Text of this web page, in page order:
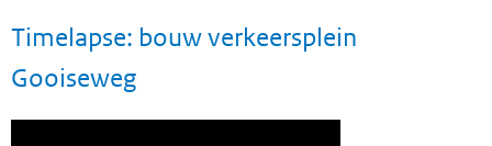
Timelapse: bouw verkeersplein
Gooiseweg